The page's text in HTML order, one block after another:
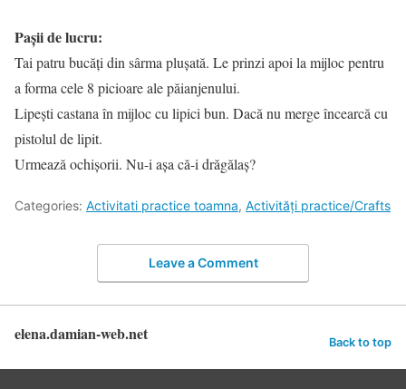
Pașii de lucru:
Tai patru bucăți din sârma plușată. Le prinzi apoi la mijloc pentru
a forma cele 8 picioare ale păianjenului.
Lipești castana în mijloc cu lipici bun. Dacă nu merge încearcă cu
pistolul de lipit.
Urmează ochișorii. Nu-i așa că-i drăgălaș?
Categories: Activitati practice toamna, Activități practice/Crafts
Leave a Comment
elena.damian-web.net Back to top